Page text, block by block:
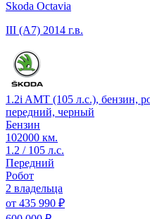
Skoda Octavia
III (A7) 2014 г.в.
1.2i AMT (105 л.с.), бензин,
передний, черный
Бензин
102000 км.
1.2 / 105 л.с.
Передний
Робот
2 владельца
от 435 990 ₽